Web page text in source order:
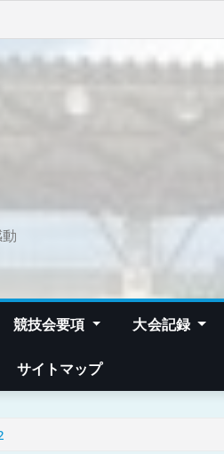
競技会要項 大会記録
サイトマップ